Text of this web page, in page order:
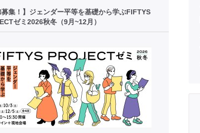
募集！】ジェンダー平等を基礎から学ぶFIFTYS
ゼミ2026秋冬（9月~12月）